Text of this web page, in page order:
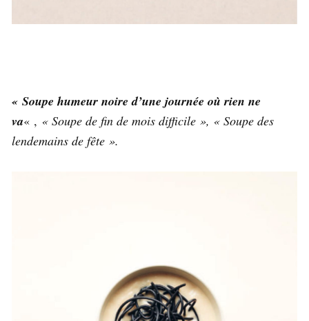
« Soupe humeur noire d’une journée où rien ne
va« , « Soupe de fin de mois difficile », « Soupe des
lendemains de fête ».